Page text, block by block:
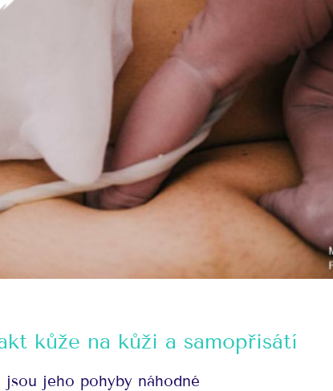
kůže na kůži a samopřisátí
jeho pohyby náhodné